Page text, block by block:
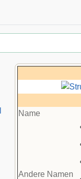
Name
Andere Namen